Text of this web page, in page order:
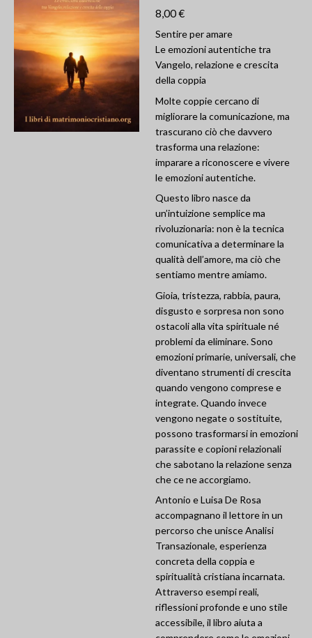
8,00 €
Sentire per amare
Le emozioni autentiche tra
Vangelo, relazione e crescita
della coppia
Molte coppie cercano di
migliorare la comunicazione, ma
trascurano ciò che davvero
trasforma una relazione:
imparare a riconoscere e vivere
le emozioni autentiche.
Questo libro nasce da
un’intuizione semplice ma
rivoluzionaria: non è la tecnica
comunicativa a determinare la
qualità dell’amore, ma ciò che
sentiamo mentre amiamo.
Gioia, tristezza, rabbia, paura,
disgusto e sorpresa non sono
ostacoli alla vita spirituale né
problemi da eliminare. Sono
emozioni primarie, universali, che
diventano strumenti di crescita
quando vengono comprese e
integrate. Quando invece
vengono negate o sostituite,
possono trasformarsi in emozioni
parassite e copioni relazionali
che sabotano la relazione senza
che ce ne accorgiamo.
Antonio e Luisa De Rosa
accompagnano il lettore in un
percorso che unisce Analisi
Transazionale, esperienza
concreta della coppia e
spiritualità cristiana incarnata.
Attraverso esempi reali,
riflessioni profonde e uno stile
accessibile, il libro aiuta a